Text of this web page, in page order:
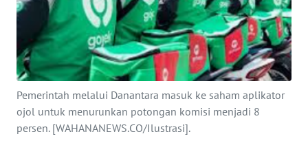
Pemerintah melalui Danantara masuk ke saham aplikator
ojol untuk menurunkan potongan komisi menjadi 8
persen. [WAHANANEWS.CO/Ilustrasi].
INTERNASIONAL
SERBA-SERBI
PENDIDIKAN
OLAHRAGA